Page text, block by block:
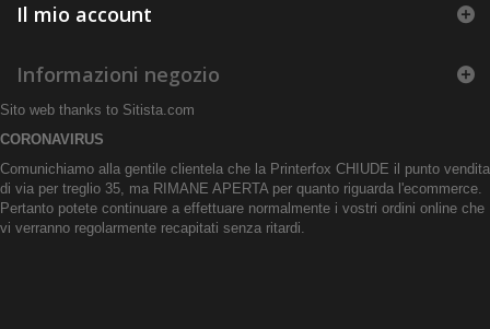
Il mio account
Informazioni negozio
Sito web thanks to Sitista.com
CORONAVIRUS
Comunichiamo alla gentile clientela che la Printerfox CHIUDE il punto vendita
di via per treglio 35, ma RIMANE APERTA per quanto riguarda l'ecommerce.
Pertanto potete continuare a effettuare normalmente i vostri ordini online che
vi verranno regolarmente recapitati senza ritardi.